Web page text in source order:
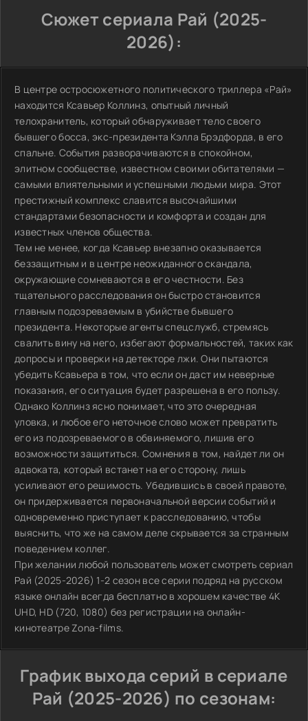
Сюжет сериала Рай (2025-
2026):
В центре остросюжетного политического триллера «Рай»
находится Ксавьер Коллинз, опытный личный
телохранитель, который обнаруживает тело своего
бывшего босса, экс-президента Кэлла Брэдфорда, в его
спальне. События разворачиваются в спокойном,
элитном сообществе, известном своими обитателями —
самыми влиятельными и успешными людьми мира. Этот
престижный комплекс славится высочайшими
стандартами безопасности и комфорта и создан для
известных членов общества.
Тем не менее, когда Ксавьер внезапно оказывается
беззащитным и в центре неожиданного скандала,
окружающие сомневаются в его честности. Без
тщательного расследования он быстро становится
главным подозреваемым в убийстве бывшего
президента. Некоторые агенты спецслужб, стремясь
свалить вину на него, избегают формальностей, таких как
допросы и проверки на детекторе лжи. Они пытаются
убедить Ксавьера в том, что если он даст им неверные
показания, его ситуация будет разрешена в его пользу.
Однако Коллинз ясно понимает, что это очередная
уловка, и любое его неточное слово может превратить
его из подозреваемого в обвиняемого, лишив его
возможности защититься. Сомнения в том, найдет ли он
адвоката, который встанет на его сторону, лишь
усиливают его решимость. Убедившись в своей правоте,
он придерживается первоначальной версии событий и
одновременно приступает к расследованию, чтобы
выяснить, что же на самом деле скрывается за странным
поведением коллег.
При желании любой пользователь может смотреть сериал
Рай (2025-2026) 1-2 сезон все серии подряд на русском
языке онлайн всегда бесплатно в хорошем качестве 4K
UHD, HD (720, 1080) без регистрации на онлайн-
кинотеатре Zona-films.
График выхода серий в сериале
Рай (2025-2026) по сезонам: